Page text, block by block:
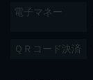
電子マネー
ＱＲコード決済